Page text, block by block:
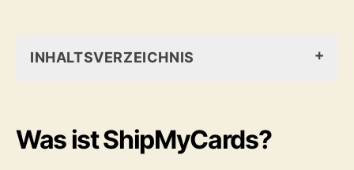
INHALTSVERZEICHNIS
Wie funktioniert ShipMyCards?
Vorteile von ShipMyCards
Was ist ShipMyCards?